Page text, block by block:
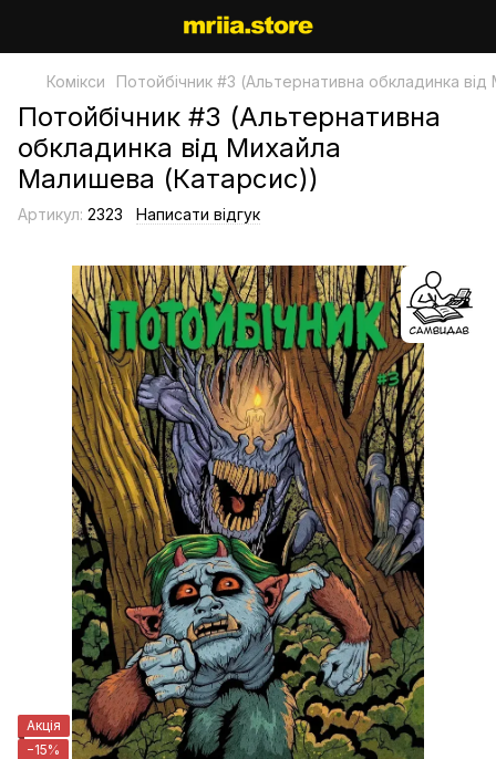
Комікси Потойбічник #3 (Альтернативна обкладинка
Потойбічник #3 (Альтернативна
обкладинка від Михайла
Малишева (Катарсис))
Артикул: 2323 Написати відгук
Акція
−15%